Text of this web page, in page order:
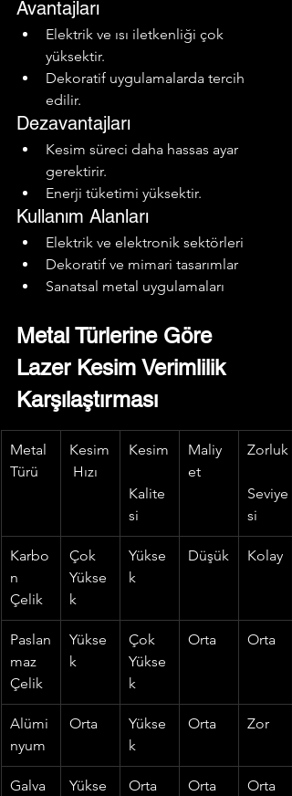
Avantajları
Elektrik ve ısı iletkenliği çok
yüksektir.
Dekoratif uygulamalarda tercih
edilir.
Dezavantajları
Kesim süreci daha hassas ayar
gerektirir.
Enerji tüketimi yüksektir.
Kullanım Alanları
Elektrik ve elektronik sektörleri
Dekoratif ve mimari tasarımlar
Sanatsal metal uygulamaları
Metal Türlerine Göre
Lazer Kesim Verimlilik
Karşılaştırması
Metal
Türü
Kesim
Hızı
Kesim
Kalite
si
Maliy
et
Zorluk
Seviye
si
Karbo
n
Çelik
Çok
Yükse
k
Yükse
k
Düşük Kolay
Paslan
maz
Çelik
Yükse
k
Çok
Yükse
k
Orta Orta
Alümi
nyum
Orta
Yükse
k
Orta Zor
Galva
Yükse
Orta Orta Orta